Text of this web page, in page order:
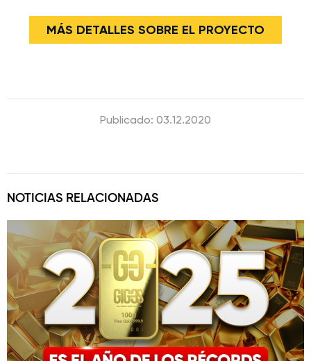
MÁS DETALLES SOBRE EL PROYECTO
Publicado: 03.12.2020
NOTICIAS RELACIONADAS